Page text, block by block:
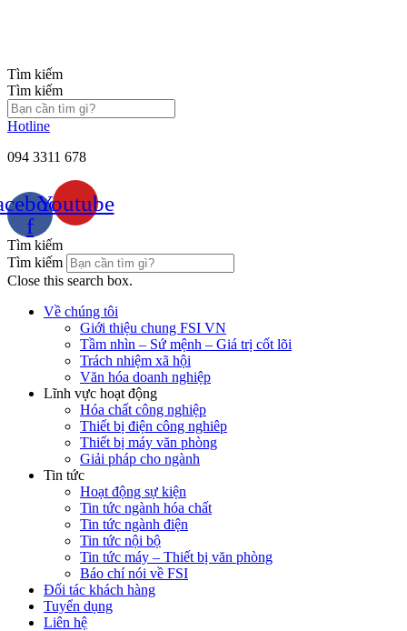
Tìm kiếm
Tìm kiếm
Hotline
094 3311 678
f
Youtube
Tìm kiếm
Tìm kiếm
Close this search box.
Về chúng tôi
Giới thiệu chung FSI VN
Tầm nhìn – Sứ mệnh – Giá trị cốt lõi
Trách nhiệm xã hội
Văn hóa doanh nghiệp
Lĩnh vực hoạt động
Hóa chất công nghiệp
Thiết bị điện công nghiêp
Thiết bị máy văn phòng
Giải pháp cho ngành
Tin tức
Hoạt động sự kiện
Tin tức ngành hóa chất
Tin tức ngành điện
Tin tức nội bộ
Tin tức máy – Thiết bị văn phòng
Báo chí nói về FSI
Đối tác khách hàng
Tuyển dụng
Liên hệ